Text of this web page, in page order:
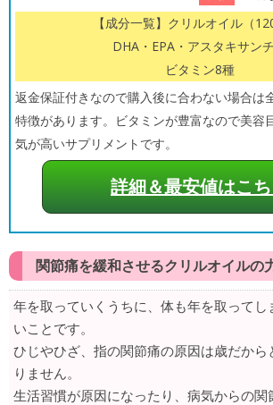
【成分一覧】クリルオイル（
DHA・EPA・アスタキサン
ビタミン8種
返金保証付きなので購入後に合わない場合は
特徴があります。ビタミンが豊富なので美容
気が高いサプリメントです。
詳細＆最安値はこ
関節痛を緩和させるクリルオイルの
年を取っていくうちに、体も年を取ってし
いことです。
ひじやひざ、指の関節痛の原因は歳だから
りません。
生活習慣が原因になったり、病気からの関